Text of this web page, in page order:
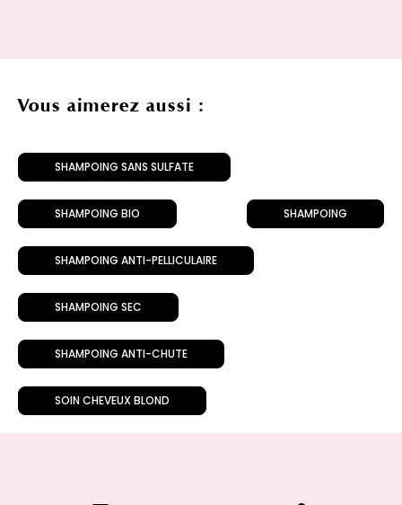
Vous aimerez aussi :
SHAMPOING SANS SULFATE
SHAMPOING BIO SHAMPOING
SHAMPOING ANTI-PELLICULAIRE
SHAMPOING SEC
SHAMPOING ANTI-CHUTE
SOIN CHEVEUX BLOND